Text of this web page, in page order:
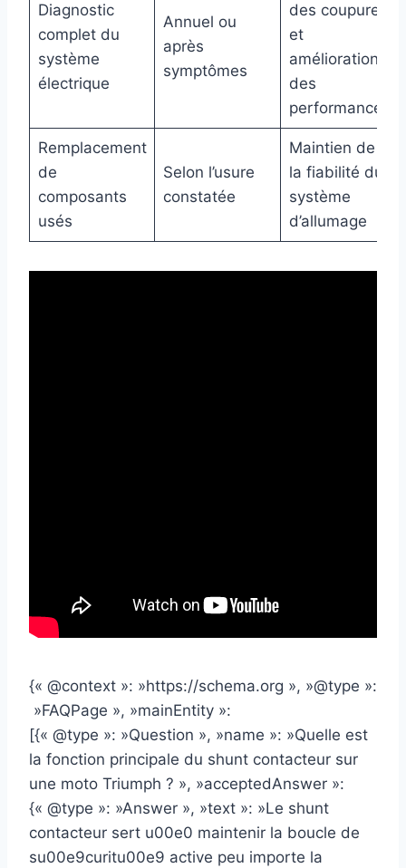
Diagnostic
complet du
système
électrique
Annuel ou
après
symptômes
des coupures
et
améliorations
des
performances
Remplacement
de
composants
usés
Selon l’usure
constatée
Maintien de
la fiabilité du
système
d’allumage
{« @context »: »https://schema.org », »@type »:
»FAQPage », »mainEntity »:
[{« @type »: »Question », »name »: »Quelle est
la fonction principale du shunt contacteur sur
une moto Triumph ? », »acceptedAnswer »:
{« @type »: »Answer », »text »: »Le shunt
contacteur sert u00e0 maintenir la boucle de
su00e9curitu00e9 active peu importe la